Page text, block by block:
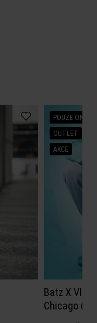
POUZE ONLINE
OUTLET
AKCE
Batz X
Chicago